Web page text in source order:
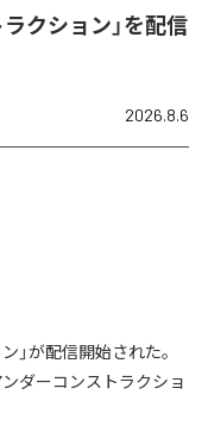
クション」を配信
2026.8.6
」が配信開始された。
ダーコンストラクショ